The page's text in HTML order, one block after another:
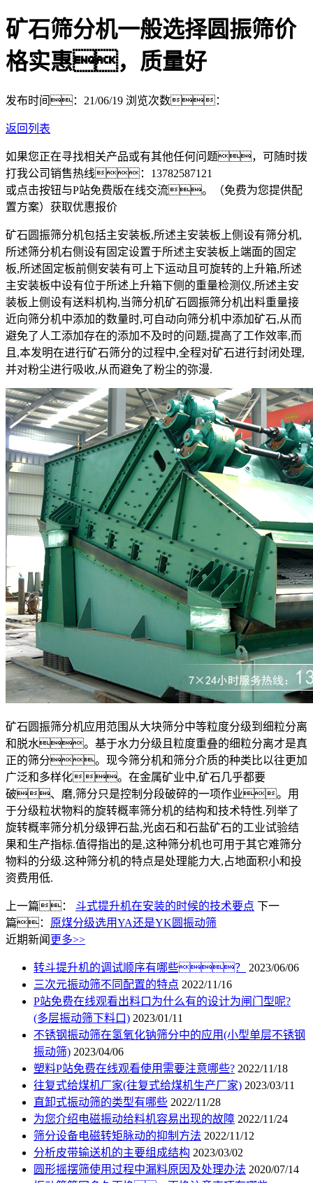
矿石筛分机一般选择圆振筛价
格实惠，质量好
发布时间：21/06/19 浏览次数：
返回列表
如果您正在寻找相关产品或有其他任何问题，可随时拨
打我公司销售热线： 13782587121
或点击按钮与P站免费版在线交流。（免费为您提供配
置方案） 获取优惠报价
矿石圆振筛分机包括主安装板,所述主安装板上侧设有筛分机,
所述筛分机右侧设有固定设置于所述主安装板上端面的固定
板,所述固定板前侧安装有可上下运动且可旋转的上升箱,所述
主安装板中设有位于所述上升箱下侧的重量检测仪,所述主安
装板上侧设有送料机构,当筛分机矿石 圆振筛分机出料重量接
近向筛分机中添加的数量时,可自动向筛分机中添加矿石,从而
避免了人工添加存在的添加不及时的问题,提高了工作效率,而
且,本发明在进行矿石筛分的过程中,全程对矿石进行封闭处理,
并对粉尘进行吸收,从而避免了粉尘的弥漫.
矿石 圆振筛分机应用范围从大块筛分中等粒度分级到细粒分离
和脱水。基于水力分级且粒度重叠的细粒分离才是真
正的筛分。现今筛分机和筛分介质的种类比以往更加
广泛和多样化。在金属矿业中,矿石几乎都要
破、磨,筛分只是控制分段破碎的一项作业。用
于分级粒状物料的旋转概率筛分机的结构和技术特性.列举了
旋转概率筛分机分级钾石盐,光卤石和石盐矿石的工业试验结
果和生产指标.值得指出的是,这种筛分机也可用于其它难筛分
物料的分级.这种筛分机的特点是处理能力大,占地面积小和投
资费用低.
上一篇： 斗式提升机在安装的时候的技术要点 下一
篇： 原煤分级选用YA还是YK圆振动筛
近期新闻 更多>>
转斗提升机的调试顺序有哪些？
2023/06/06
三次元振动筛不同配置的特点 2022/11/16
P站免费在线观看出料口为什么有的设计为闸门型呢?
(多层振动筛下料口) 2023/01/11
不锈钢振动筛在氢氧化钠筛分中的应用(小型单层不锈钢
振动筛) 2023/04/06
塑料P站免费在线观看使用需要注意哪些? 2022/11/18
往复式给煤机厂家(往复式给煤机生产厂家) 2023/03/11
直卸式振动筛的类型有哪些 2022/11/28
为您介绍电磁振动给料机容易出现的故障 2022/11/24
筛分设备电磁转矩脉动的抑制方法 2022/11/12
分析皮带输送机的主要组成结构 2023/03/02
圆形摇摆筛使用过程中漏料原因及处理办法 2020/07/14